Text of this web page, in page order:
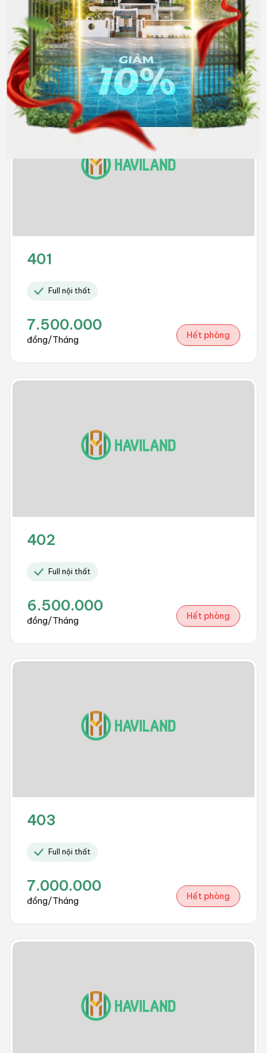
Full nội thất
8.000.000
đồng/Tháng Hết phòng
401
Full nội thất
7.500.000
đồng/Tháng Hết phòng
402
Full nội thất
6.500.000
đồng/Tháng Hết phòng
403
Full nội thất
7.000.000
đồng/Tháng Hết phòng